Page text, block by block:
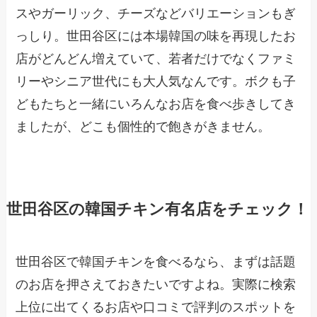
スやガーリック、チーズなどバリエーションもぎ
っしり。世田谷区には本場韓国の味を再現したお
店がどんどん増えていて、若者だけでなくファミ
リーやシニア世代にも大人気なんです。ボクも子
どもたちと一緒にいろんなお店を食べ歩きしてき
ましたが、どこも個性的で飽きがきません。
世田谷区の韓国チキン有名店をチェック！
世田谷区で韓国チキンを食べるなら、まずは話題
のお店を押さえておきたいですよね。実際に検索
上位に出てくるお店や口コミで評判のスポットを